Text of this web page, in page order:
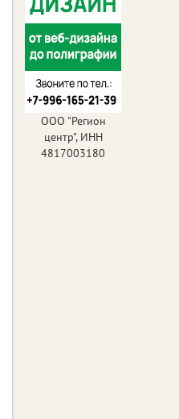
ООО "Регион
центр", ИНН
4817003180